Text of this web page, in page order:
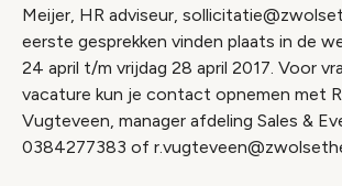
Meijer, HR adviseur,
eerste gesprekken vinden plaats in de
24 april t/m vrijdag 28 april 2017. Voor
vacature kun je contact opnemen met
Vugteveen, manager afdeling Sales &
0384277383 of